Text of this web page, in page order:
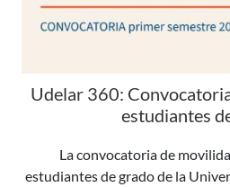
Udelar 360:
estudiantes
La convocatoria de
estudiantes de grado de la